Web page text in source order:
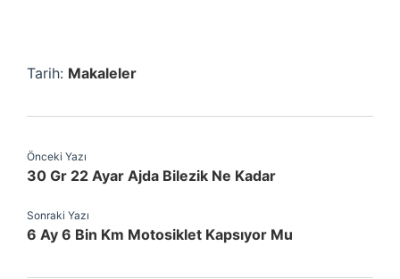
Tarih: Makaleler
Önceki Yazı
30 Gr 22 Ayar Ajda Bilezik Ne Kadar
Sonraki Yazı
6 Ay 6 Bin Km Motosiklet Kapsıyor Mu